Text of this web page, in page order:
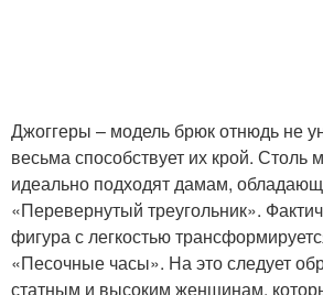
Джоггеры – модель брюк отнюдь не
весьма способствует их крой. Столь
идеально подходят дамам,
«Перевернутый треугольник».
фигура с легкостью
«Песочные часы». На это следует
статным и высоким женщинам,